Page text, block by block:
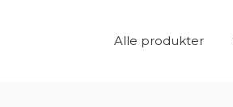
Alle produkter